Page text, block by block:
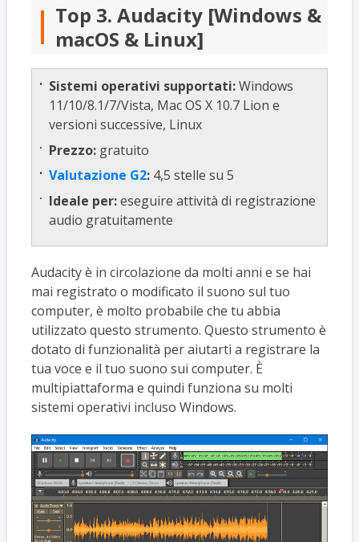
Top 3. Audacity [Windows &
macOS & Linux]
Sistemi operativi supportati:Windows
11/10/8.1/7/Vista, Mac OS X 10.7 Lion e
versioni successive, Linux
Prezzo: gratuito
Valutazione G2: 4,5 stelle su 5
Ideale per:eseguire attività di registrazione
audio gratuitamente
Audacity è in circolazione da molti anni e se hai
mai registrato o modificato il suono sul tuo
computer, è molto probabile che tu abbia
utilizzato questo strumento. Questo strumento è
dotato di funzionalità per aiutarti a registrare la
tua voce e il tuo suono sui computer. È
multipiattaforma e quindi funziona su molti
sistemi operativi incluso Windows.